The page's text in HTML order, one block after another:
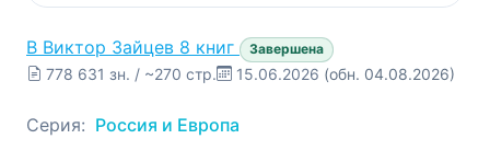
В Виктор Зайцев 8 книг Завершена
778 631 зн. / ~270 стр. 15.06.2026 (обн. 04.08.2026)
Серия: Россия и Европа